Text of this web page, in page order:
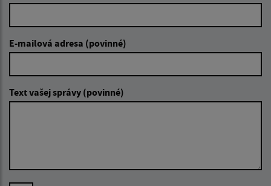
E-mailová adresa (povinné)
Text vašej správy (povinné)